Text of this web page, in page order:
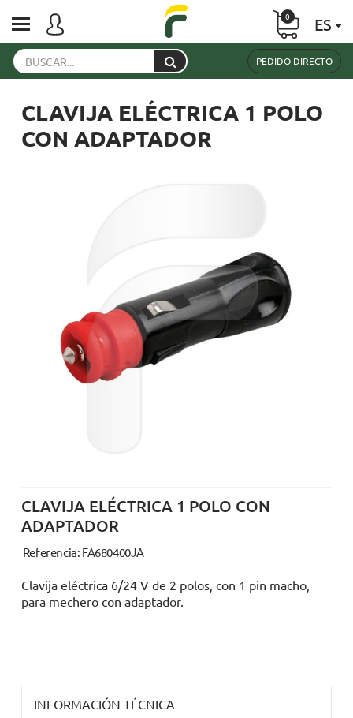
PEDIDO DIRECTO
ES
0
CLAVIJA ELÉCTRICA 1 POLO
CON ADAPTADOR
CLAVIJA ELÉCTRICA 1 POLO CON
ADAPTADOR
Referencia: FA680400JA
Clavija eléctrica 6/24 V de 2 polos, con 1 pin macho,
para mechero con adaptador.
INFORMACIÓN TÉCNICA